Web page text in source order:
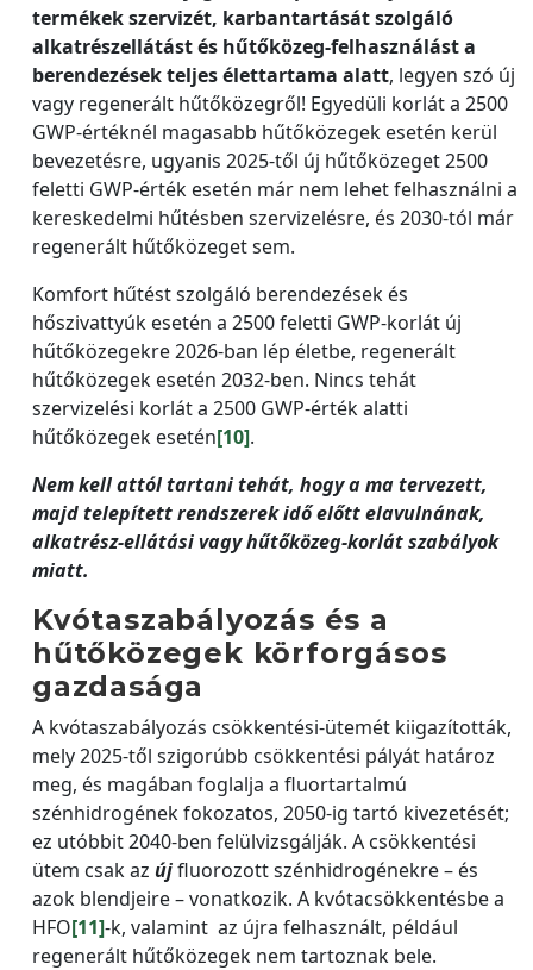
termékek szervizét, karbantartását szolgáló
alkatrészellátást és hűtőközeg-felhasználást a
berendezések teljes élettartama alatt, legyen szó új
vagy regenerált hűtőközegről! Egyedüli korlát a 2500
GWP-értéknél magasabb hűtőközegek esetén kerül
bevezetésre, ugyanis 2025-től új hűtőközeget 2500
feletti GWP-érték esetén már nem lehet felhasználni a
kereskedelmi hűtésben szervizelésre, és 2030-tól már
regenerált hűtőközeget sem.
Komfort hűtést szolgáló berendezések és
hőszivattyúk esetén a 2500 feletti GWP-korlát új
hűtőközegekre 2026-ban lép életbe, regenerált
hűtőközegek esetén 2032-ben. Nincs tehát
szervizelési korlát a 2500 GWP-érték alatti
hűtőközegek esetén[10].
Nem kell attól tartani tehát, hogy a ma tervezett,
majd telepített rendszerek idő előtt elavulnának,
alkatrész-ellátási vagy hűtőközeg-korlát szabályok
miatt.
Kvótaszabályozás és a
hűtőközegek körforgásos
gazdasága
A kvótaszabályozás csökkentési-ütemét kiigazították,
mely 2025-től szigorúbb csökkentési pályát határoz
meg, és magában foglalja a fluortartalmú
szénhidrogének fokozatos, 2050-ig tartó kivezetését;
ez utóbbit 2040-ben felülvizsgálják. A csökkentési
ütem csak az újfluorozott szénhidrogénekre – és
azok blendjeire – vonatkozik. A kvótacsökkentésbe a
HFO[11]-k, valamint az újra felhasznált, például
regenerált hűtőközegek nem tartoznak bele.